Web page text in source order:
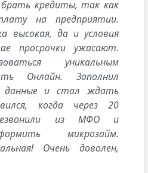
кредиты, так как
на предприятии.
высокая, да и условия
просрочки ужасают.
уникальным
Онлайн. Заполнил
данные и стал ждать
когда через 20
из МФО и
микрозайм.
Очень доволен,